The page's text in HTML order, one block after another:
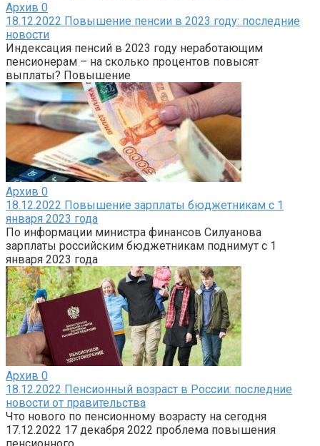
Архив 0
18.12.2022 Повышение пенсии в 2023 году: последние
новости
Индексация пенсий в 2023 году неработающим
пенсионерам – на сколько процентов повысят
выплаты? Повышение
Архив 0
18.12.2022 Повышение зарплаты бюджетникам с 1
января 2023 года
По информации министра финансов Силуанова
зарплаты российским бюджетникам поднимут с 1
января 2023 года
Архив 0
18.12.2022 Пенсионный возраст в России: последние
новости от правительства
Что нового по пенсионному возрасту на сегодня
17.12.2022 17 декабря 2022 проблема повышения